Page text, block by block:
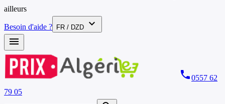
ailleurs
Besoin d'aide ? FR / DZD
expand_more
menu
phone0557 62
79 05